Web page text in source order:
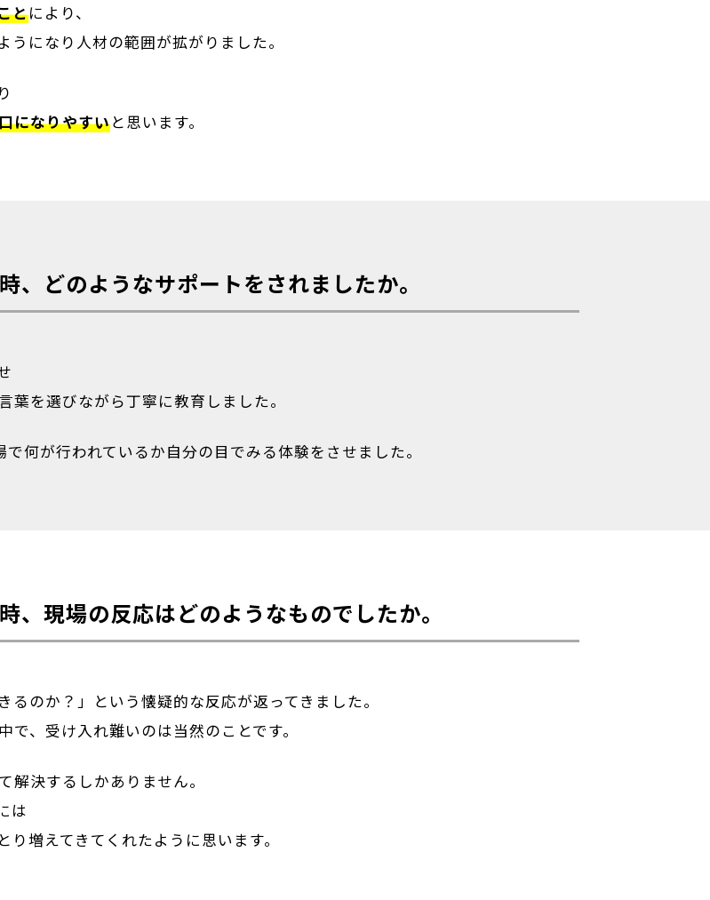
とにより、
うになり人材の範囲が拡がりました。
になりやすいと思います。
、どのようなサポートをされましたか。
を選びながら丁寧に教育しました。
何が行われているか自分の目でみる体験をさせました。
、現場の反応はどのようなものでしたか。
のか？」という懐疑的な反応が返ってきました。
、受け入れ難いのは当然のことです。
決するしかありません。
は
増えてきてくれたように思います。